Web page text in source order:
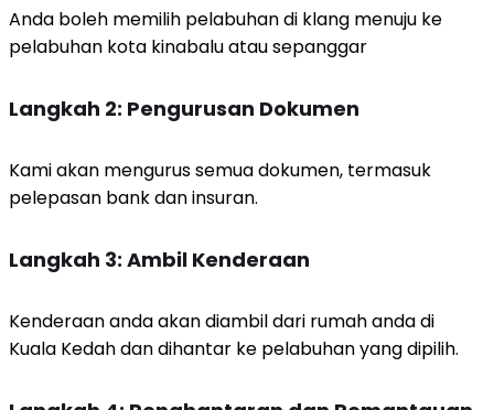
Anda boleh memilih pelabuhan di klang menuju ke
pelabuhan kota kinabalu atau sepanggar
Langkah 2: Pengurusan Dokumen
Kami akan mengurus semua dokumen, termasuk
pelepasan bank dan insuran.
Langkah 3: Ambil Kenderaan
Kenderaan anda akan diambil dari rumah anda di
Kuala Kedah dan dihantar ke pelabuhan yang dipilih.